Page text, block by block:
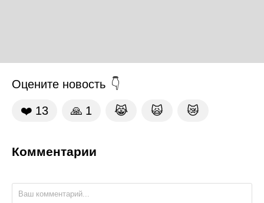
Оцените новость
❤️ 13 🙏 1 😹 🙀 😿
Комментарии